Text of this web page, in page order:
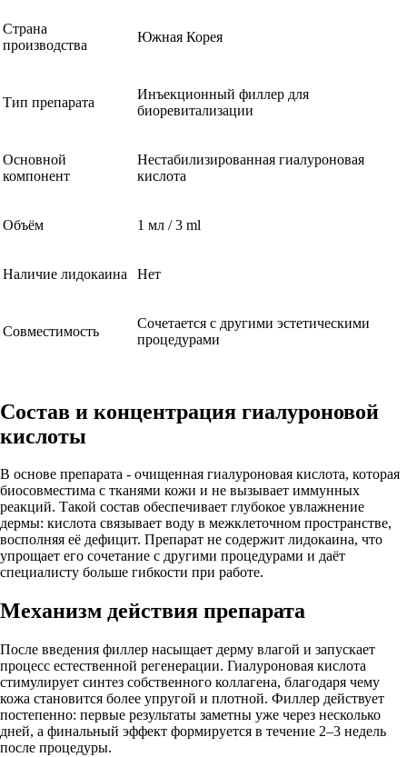
Страна
производства
Южная Корея
Тип препарата
Инъекционный филлер для
биоревитализации
Основной
компонент
Нестабилизированная гиалуроновая
кислота
Объём 1 мл / 3 ml
Наличие лидокаина Нет
Совместимость
Сочетается с другими эстетическими
процедурами
Состав и концентрация гиалуроновой
кислоты
В основе препарата - очищенная гиалуроновая кислота, которая
биосовместима с тканями кожи и не вызывает иммунных
реакций. Такой состав обеспечивает глубокое увлажнение
дермы: кислота связывает воду в межклеточном пространстве,
восполняя её дефицит. Препарат не содержит лидокаина, что
упрощает его сочетание с другими процедурами и даёт
специалисту больше гибкости при работе.
Механизм действия препарата
После введения филлер насыщает дерму влагой и запускает
процесс естественной регенерации. Гиалуроновая кислота
стимулирует синтез собственного коллагена, благодаря чему
кожа становится более упругой и плотной. Филлер действует
постепенно: первые результаты заметны уже через несколько
дней, а финальный эффект формируется в течение 2–3 недель
после процедуры.